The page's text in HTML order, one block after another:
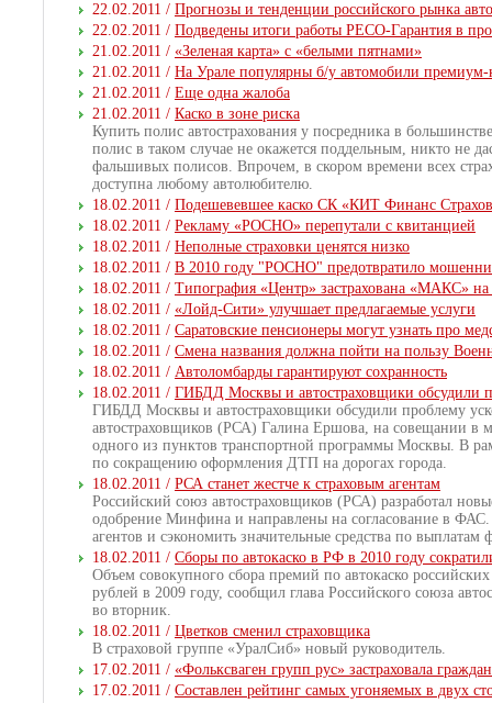
22.02.2011 / Прогнозы и тенденции российского рынка
22.02.2011 / Подведены итоги работы РЕСО-Гарантия в
21.02.2011 / «Зеленая карта» с «белыми пятнами»
21.02.2011 / На Урале популярны б/у автомобили премиум-
21.02.2011 / Еще одна жалоба
21.02.2011 / Каско в зоне риска
Купить полис автострахования у посредника в
полис в таком случае не окажется поддельным, никто не
фальшивых полисов. Впрочем, в скором времени всех
доступна любому автолюбителю.
18.02.2011 / Подешевевшее каско СК «КИТ Финанс
18.02.2011 / Рекламу «РОСНО» перепутали с квитанцией
18.02.2011 / Неполные страховки ценятся низко
18.02.2011 / В 2010 году "РОСНО" предотвратило
18.02.2011 / Типография «Центр» застрахована «МАКС»
18.02.2011 / «Лойд-Сити» улучшает предлагаемые услуги
18.02.2011 / Саратовские пенсионеры могут узнать про
18.02.2011 / Смена названия должна пойти на пользу
18.02.2011 / Автоломбарды гарантируют сохранность
18.02.2011 / ГИБДД Москвы и автостраховщики обсудили
ГИБДД Москвы и автостраховщики обсудили проблему
автостраховщиков (РСА) Галина Ершова, на совещании в
одного из пунктов транспортной программы Москвы. В
по сокращению оформления ДТП на дорогах города.
18.02.2011 / РСА станет жестче к страховым агентам
Российский союз автостраховщиков (РСА) разработал
одобрение Минфина и направлены на согласование в ФАС.
агентов и сэкономить значительные средства по
18.02.2011 / Сборы по автокаско в РФ в 2010 году
Объем совокупного сбора премий по автокаско
рублей в 2009 году, сообщил глава Российского союза
во вторник.
18.02.2011 / Цветков сменил страховщика
В страховой группе «УралСиб» новый руководитель.
17.02.2011 / «Фольксваген групп рус» застраховала
17.02.2011 / Составлен рейтинг самых угоняемых в двух